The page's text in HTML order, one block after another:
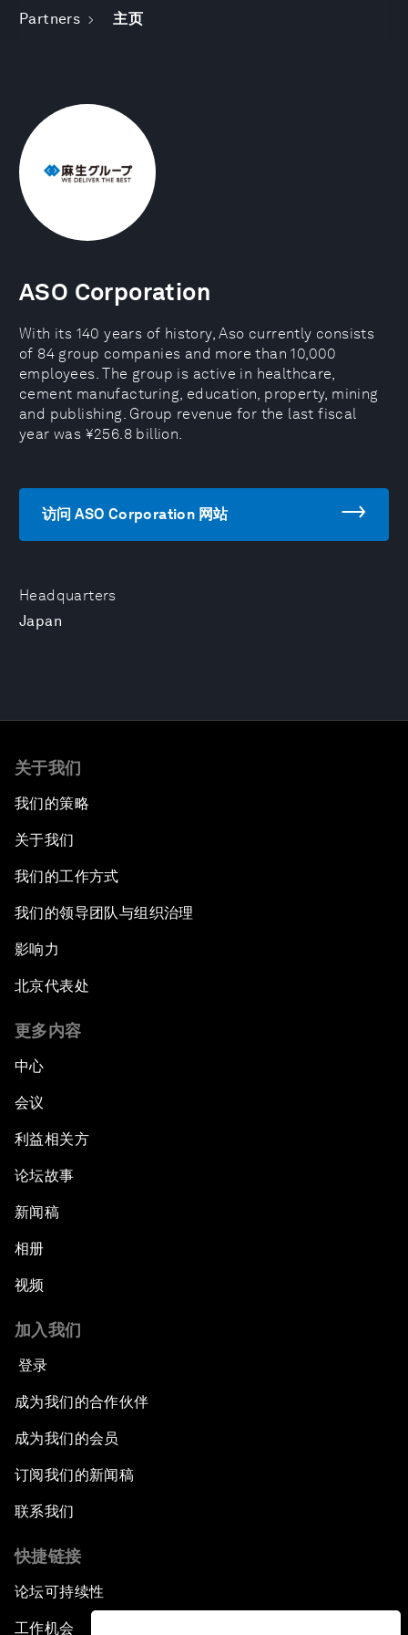
Partners 主页
Headquarters
Japan
ASO Corporation
With its 140 years of history, Aso currently consists
of 84 group companies and more than 10,000
employees. The group is active in healthcare,
cement manufacturing, education, property, mining
and publishing. Group revenue for the last fiscal
year was ¥256.8 billion.
访问 ASO Corporation 网站
关于我们
我们的策略
关于我们
我们的工作方式
我们的领导团队与组织治理
影响力
北京代表处
更多内容
中心
会议
利益相关方
论坛故事
新闻稿
相册
视频
加入我们
登录
成为我们的合作伙伴
成为我们的会员
订阅我们的新闻稿
联系我们
快捷链接
论坛可持续性
工作机会